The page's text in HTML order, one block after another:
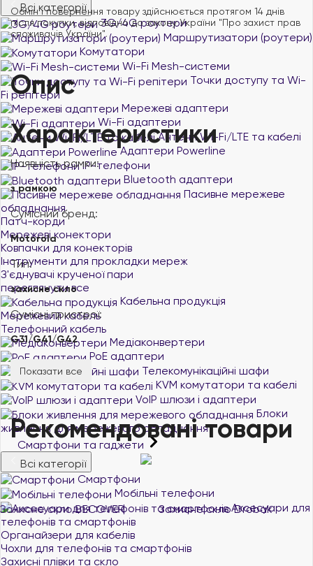
Всі категорії
3G/4G роутери
Маршрутизатори (роутери)
Комутатори
Wi-Fi Mesh-системи
Точки доступу та Wi-
Fi репітери
Мережеві адаптери
Wi-Fi адаптери
Антени Wi-Fi/LTE та кабелі
Адаптери Powerline
IP-телефони
Bluetooth адаптери
Пасивне мережеве
обладнання
Патч-корди
Мережеві конектори
Ковпачки для конекторів
Інструменти для прокладки мереж
З'єднувачі крученої пари
переглянути все
Кабельна продукція
Мережевий кабель
Телефонний кабель
Медіаконвертери
PoE адаптери
Телекомунікаційні шафи
KVM комутатори та кабелі
VoIP шлюзи і адаптери
Блоки
живлення для мережевого обладнання
Смартфони та гаджети
Всі категорії
Смартфони
Мобільні телефони
Аксесуари для
телефонів та смартфонів
Органайзери для кабелів
Чохли для телефонів та смартфонів
Захисні плівки та скло
Обмін і повернення товару здійснюється протягом 14 днів
після покупки, відповідно до закону України "Про захист прав
споживачів України".
Опис
Характеристики
Наявність рамки:
з рамкою
Сумісний бренд:
Motorola
Тип:
захисне скло
Сумісні пристрої:
G31/G41/G42
Показати все
Рекомендовані товари